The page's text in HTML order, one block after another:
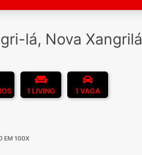
lá, Nova Xangrilá
1 LIVING 1 VAGA
EM 100X